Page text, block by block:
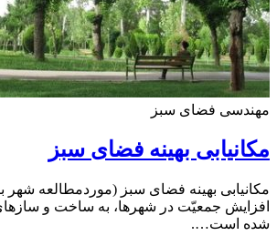
فضای سبز
بهینه فضای سبز
بهینه فضای سبز (موردمطالعه شهر
جمعیّت در شهرها، به ساخت و سازهای
است….